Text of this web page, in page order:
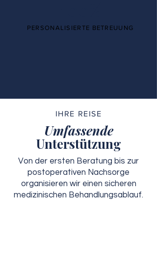
PERSONALISIERTE BETREUUNG
IHRE REISE
Umfassende
Unterstützung
Von der ersten Beratung bis zur
postoperativen Nachsorge
organisieren wir einen sicheren
medizinischen Behandlungsablauf.